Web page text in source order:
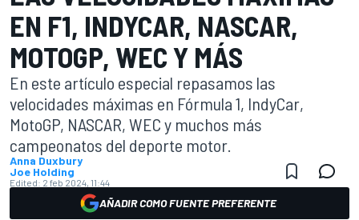
EN F1, INDYCAR, NASCAR,
MOTOGP, WEC Y MÁS
En este artículo especial repasamos las
velocidades máximas en Fórmula 1, IndyCar,
MotoGP, NASCAR, WEC y muchos más
campeonatos del deporte motor.
Anna Duxbury
Joe Holding
Edited: 2 feb 2024, 11:44
AÑADIR COMO FUENTE PREFERENTE